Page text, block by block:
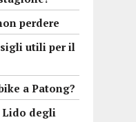
perdere
utili per il
a Patong?
Lido degli